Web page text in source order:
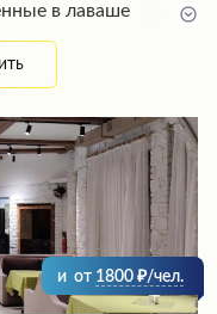
в лаваше
числе специально
звуком и
приятно
и от 1800 /чел.